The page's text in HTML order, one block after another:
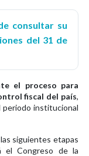
consultar su
del 31 de
el proceso para
fiscal del país,
periodo institucional
siguientes etapas
el Congreso de la